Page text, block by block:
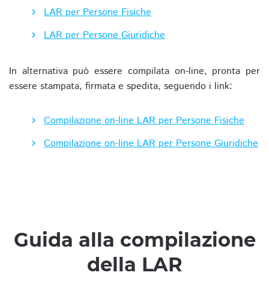
LAR per Persone Fisiche
LAR per Persone Giuridiche
In alternativa può essere compilata on-line, pronta per
essere stampata, firmata e spedita, seguendo i link:
Compilazione on-line LAR per Persone Fisiche
Compilazione on-line LAR per Persone Giuridiche
Guida alla compilazione
della LAR